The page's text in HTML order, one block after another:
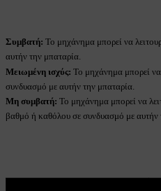
Συμβατή: Το μηχάνημα μπορεί να
αυτήν την μπαταρία.
Μειωμένη ισχύς: Το μηχάνημα μπορεί να
συνδυασμό με αυτήν την μπαταρία.
Μη συμβατή: Το μηχάνημα μπορεί να
βαθμό ή καθόλου σε συνδυασμό με αυτήν